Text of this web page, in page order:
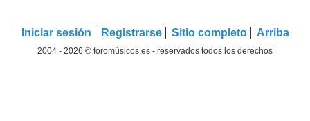
Iniciar sesión Registrarse Sitio completo Arriba
2004 - 2026 © foromúsicos.es - reservados todos los derechos